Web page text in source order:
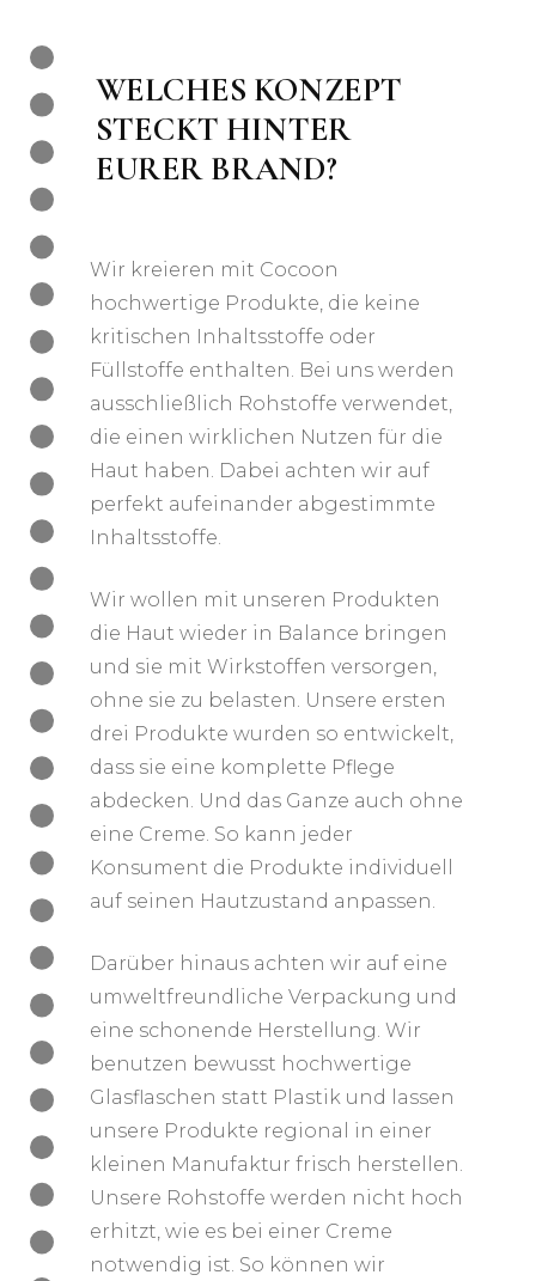
WELCHES KONZEPT
STECKT HINTER
EURER BRAND?
Wir kreieren mit Cocoon
hochwertige Produkte, die keine
kritischen Inhaltsstoffe oder
Füllstoffe enthalten. Bei uns werden
ausschließlich Rohstoffe verwendet,
die einen wirklichen Nutzen für die
Haut haben. Dabei achten wir auf
perfekt aufeinander abgestimmte
Inhaltsstoffe.
Wir wollen mit unseren Produkten
die Haut wieder in Balance bringen
und sie mit Wirkstoffen versorgen,
ohne sie zu belasten. Unsere ersten
drei Produkte wurden so entwickelt,
dass sie eine komplette Pflege
abdecken. Und das Ganze auch ohne
eine Creme. So kann jeder
Konsument die Produkte individuell
auf seinen Hautzustand anpassen.
Darüber hinaus achten wir auf eine
umweltfreundliche Verpackung und
eine schonende Herstellung. Wir
benutzen bewusst hochwertige
Glasflaschen statt Plastik und lassen
unsere Produkte regional in einer
kleinen Manufaktur frisch herstellen.
Unsere Rohstoffe werden nicht hoch
erhitzt, wie es bei einer Creme
notwendig ist. So können wir